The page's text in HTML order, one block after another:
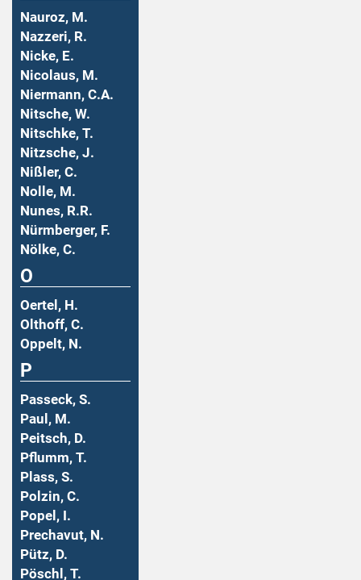
Nauroz, M.
Nazzeri, R.
Nicke, E.
Nicolaus, M.
Niermann, C.A.
Nitsche, W.
Nitschke, T.
Nitzsche, J.
Nißler, C.
Nolle, M.
Nunes, R.R.
Nürmberger, F.
Nölke, C.
O
Oertel, H.
Olthoff, C.
Oppelt, N.
P
Passeck, S.
Paul, M.
Peitsch, D.
Pflumm, T.
Plass, S.
Polzin, C.
Popel, I.
Prechavut, N.
Pütz, D.
Pöschl, T.